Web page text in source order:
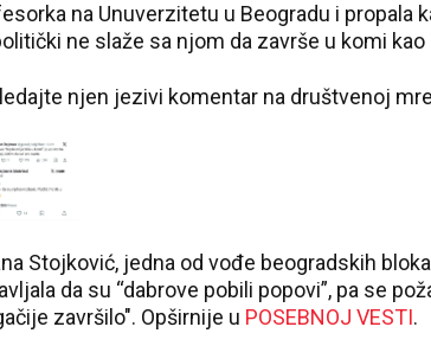
na Unuverzitetu u Beogradu i propala
ne slaže sa njom da završe u komi kao
njen jezivi komentar na društvenoj
Stojković, jedna od vođe beogradskih
da su “dabrove pobili popovi”, pa se
završilo". Opširnije u POSEBNOJ VESTI.